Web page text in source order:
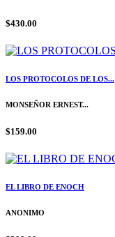
$430.00
LOS PROTOCOLOS DE LOS...
MONSEÑOR ERNEST...
$159.00
EL LIBRO DE ENOCH
ANONIMO